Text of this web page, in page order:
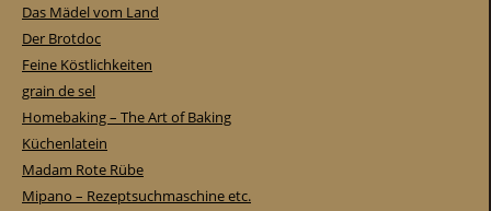
Das Mädel vom Land
Der Brotdoc
Feine Köstlichkeiten
grain de sel
Homebaking – The Art of Baking
Küchenlatein
Madam Rote Rübe
Mipano – Rezeptsuchmaschine etc.